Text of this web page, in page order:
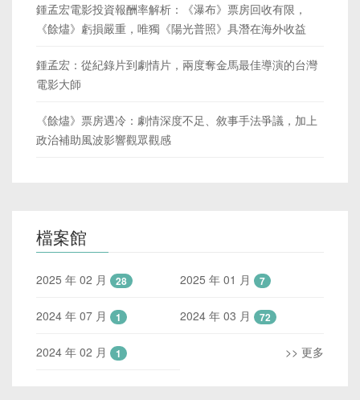
鍾孟宏電影投資報酬率解析：《瀑布》票房回收有限，
《餘燼》虧損嚴重，唯獨《陽光普照》具潛在海外收益
鍾孟宏：從紀錄片到劇情片，兩度奪金馬最佳導演的台灣
電影大師
《餘燼》票房遇冷：劇情深度不足、敘事手法爭議，加上
政治補助風波影響觀眾觀感
檔案館
2025 年 02 月 28 2025 年 01 月 7
2024 年 07 月 1 2024 年 03 月 72
2024 年 02 月 1 >> 更多